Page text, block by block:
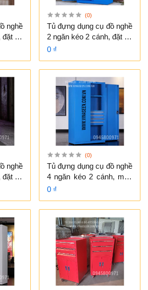
nghề
cố
(0)
Tủ đựng dụng cụ đồ nghề
2 ngăn kéo 2 cánh, đặt cố
định.
0 ₫
nghề
cố
(0)
Tủ đựng dụng cụ đồ nghề
4 ngăn kéo 2 cánh, màu
xám - xanh, đặt cố định.
0 ₫